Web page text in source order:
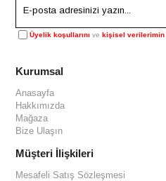
Üyelik koşullarını vekişisel verilerimin
Kurumsal
Anasayfa
Hakkımızda
Mağaza
Bize Ulaşın
Müşteri İlişkileri
Mesafeli Satış Sözleşmesi